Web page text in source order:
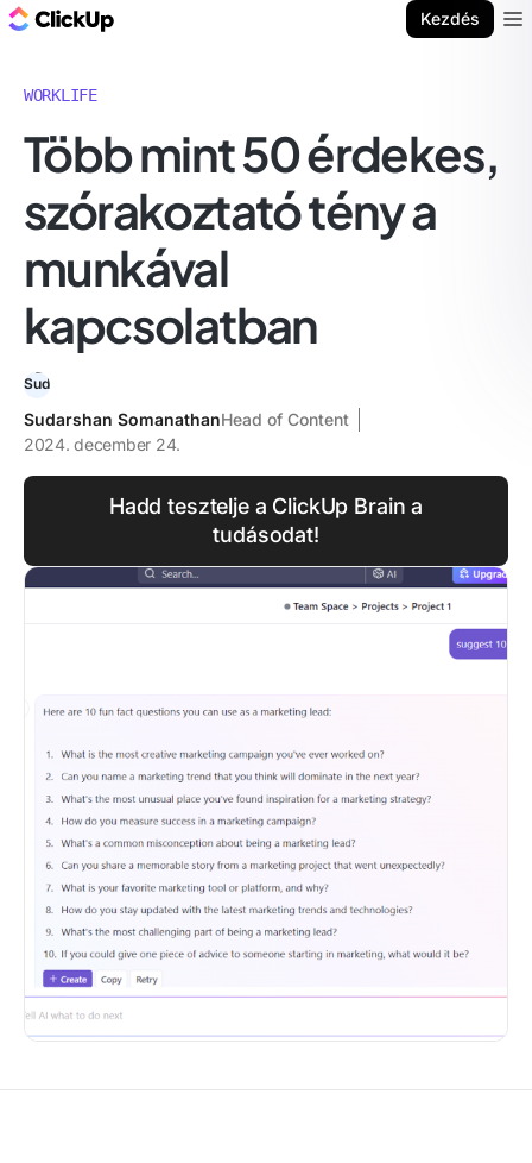
Kezdés
WORKLIFE
Több mint 50 érdekes,
szórakoztató tény a
munkával
kapcsolatban
Sudarshan SomanathanHead of Content
2024. december 24.
Hadd tesztelje a ClickUp Brain a
tudásodat!